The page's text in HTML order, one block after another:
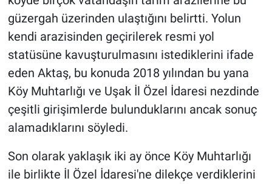
güzergah üzerinden ulaştığını belirtti. Yolun
kendi arazisinden geçirilerek resmi yol
statüsüne kavuşturulmasını istediklerini ifade
eden Aktaş, bu konuda 2018 yılından bu yana
Köy Muhtarlığı ve Uşak İl Özel İdaresi nezdinde
çeşitli girişimlerde bulunduklarını ancak sonuç
alamadıklarını söyledi.
Son olarak yaklaşık iki ay önce Köy Muhtarlığı
ile birlikte İl Özel İdaresi'ne dilekçe verdiklerini